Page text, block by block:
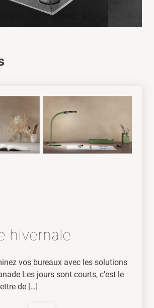
hivernale
vos bureaux avec les solutions
Les jours sont courts, c’est le
de […]